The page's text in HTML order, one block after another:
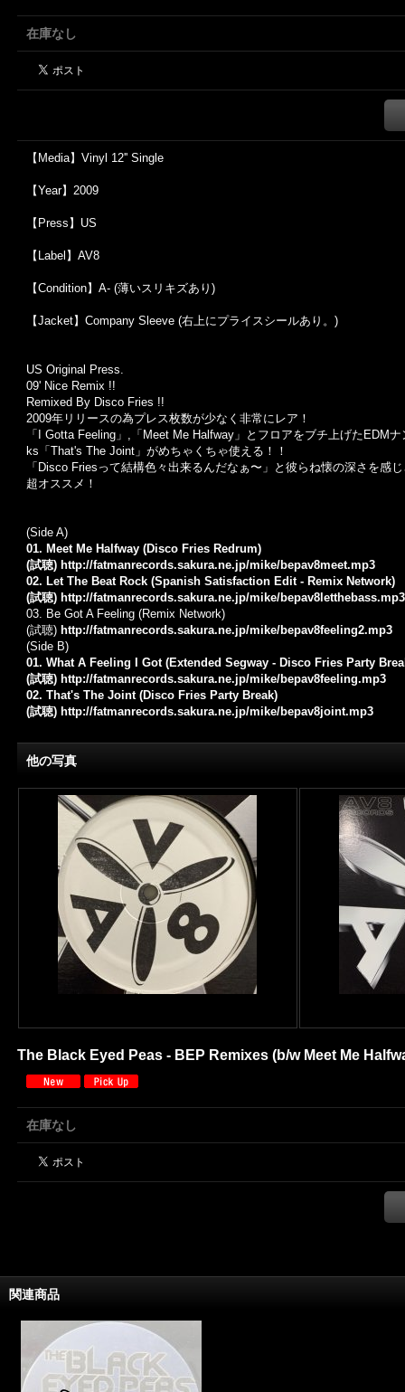
在庫なし
【Media】Vinyl 12'' Single
【Year】2009
【Press】US
【Label】AV8
【Condition】A- (薄いスリキズあり)
【Jacket】Company Sleeve (右上にプライスシールあり。)
US Original Press.
09' Nice Remix !!
Remixed By Disco Fries !!
2009年リリースの為プレス枚数が少なく非常にレア！
「I Gotta Feeling」,「Meet Me Halfway」とフロアをブチ上げたEDM
ks「That's The Joint」がめちゃくちゃ使える！！
「Disco Friesって結構色々出来るんだなぁ〜」と彼らね懐の深さを感
超オススメ！
(Side A)
01. Meet Me Halfway (Disco Fries Redrum)
(試聴) http://fatmanrecords.sakura.ne.jp/mike/bepav8meet.mp3
02. Let The Beat Rock (Spanish Satisfaction Edit - Remix Network)
(試聴) http://fatmanrecords.sakura.ne.jp/mike/bepav8letthebass.mp3
03. Be Got A Feeling (Remix Network)
(試聴) http://fatmanrecords.sakura.ne.jp/mike/bepav8feeling2.mp3
(Side B)
01. What A Feeling I Got (Extended Segway - Disco Fries Party
(試聴) http://fatmanrecords.sakura.ne.jp/mike/bepav8feeling.mp3
02. That's The Joint (Disco Fries Party Break)
(試聴) http://fatmanrecords.sakura.ne.jp/mike/bepav8joint.mp3
他の写真
The Black Eyed Peas - BEP Remixes (b/w Meet Me
在庫なし
関連商品